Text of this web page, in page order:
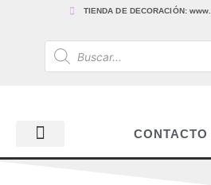
TIENDA DE DECORACIÓN:
CONTACTO